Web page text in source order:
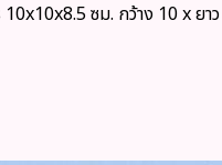
ซม. กว้าง 10 x ยาว